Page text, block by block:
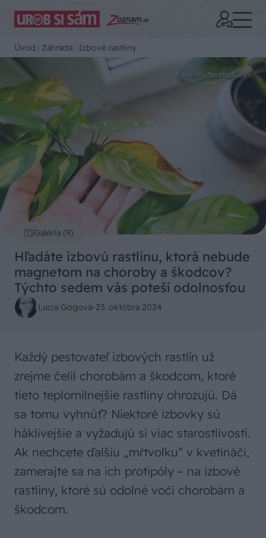
Úvod Záhrada Izbové rastliny
Galéria (9)
Zdroj: shutterstock.com
Hľadáte izbovú rastlinu, ktorá nebude
magnetom na choroby a škodcov?
Týchto sedem vás poteší odolnosťou
Lucia Gogová-23. októbra 2024
Každý pestovateľ izbových rastlín už
zrejme čelil chorobám a škodcom, ktoré
tieto teplomilnejšie rastliny ohrozujú. Dá
sa tomu vyhnúť? Niektoré izbovky sú
háklivejšie a vyžadujú si viac starostlivosti.
Ak nechcete ďalšiu „mŕtvolku“ v kvetináči,
zamerajte sa na ich protipóly – na izbové
rastliny, ktoré sú odolné voči chorobám a
škodcom.